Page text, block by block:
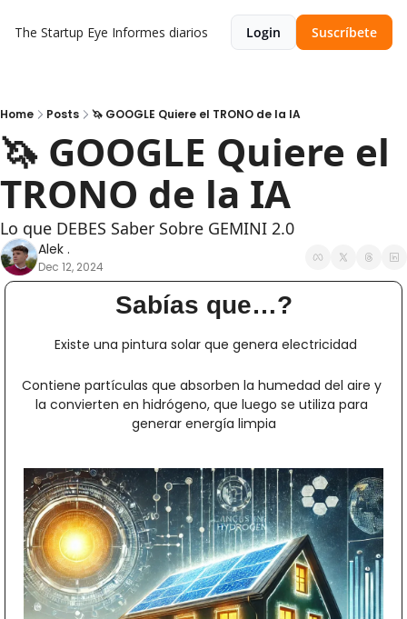
The Startup Eye Informes diarios Login Suscríbete
Home Posts 🦄 GOOGLE Quiere el TRONO de la IA
🦄 GOOGLE Quiere el
TRONO de la IA
Lo que DEBES Saber Sobre GEMINI 2.0
Alek .
Dec 12, 2024
Sabías que…?
Existe una pintura solar que genera electricidad
Contiene partículas que absorben la humedad del aire y
la convierten en hidrógeno, que luego se utiliza para
generar energía limpia